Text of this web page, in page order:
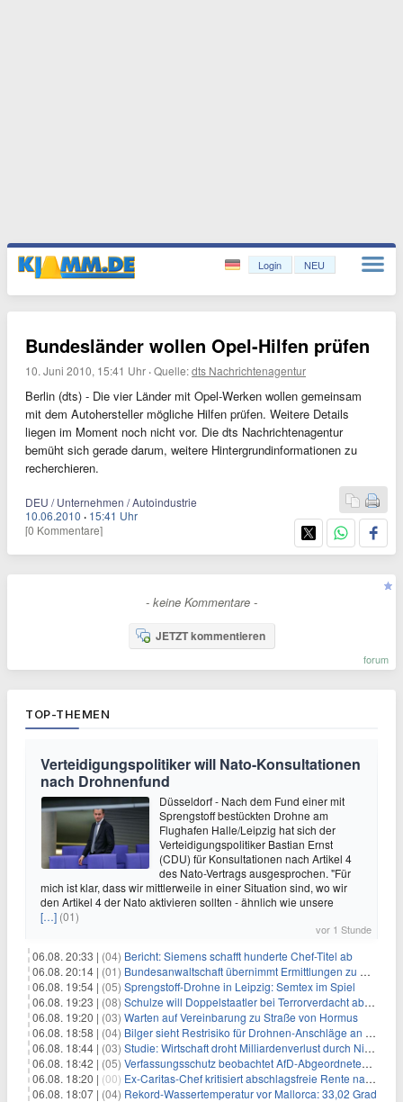
Login NEU
Bundesländer wollen Opel-Hilfen prüfen
10. Juni 2010, 15:41 Uhr ·Quelle:dts Nachrichtenagentur
Berlin (dts) - Die vier Länder mit Opel-Werken wollen gemeinsam
mit dem Autohersteller mögliche Hilfen prüfen. Weitere Details
liegen im Moment noch nicht vor. Die dts Nachrichtenagentur
bemüht sich gerade darum, weitere Hintergrundinformationen zu
recherchieren.
DEU / Unternehmen / Autoindustrie
10.06.2010 · 15:41 Uhr
[0 Kommentare]
- keine Kommentare -
JETZT kommentieren
forum
TOP-THEMEN
Verteidigungspolitiker will Nato-Konsultationen
nach Drohnenfund
Düsseldorf - Nach dem Fund einer mit
Sprengstoff bestückten Drohne am
Flughafen Halle/Leipzig hat sich der
Verteidigungspolitiker Bastian Ernst
(CDU) für Konsultationen nach Artikel 4
des Nato-Vertrags ausgesprochen. "Für
mich ist klar, dass wir mittlerweile in einer Situation sind, wo wir
den Artikel 4 der Nato aktivieren sollten - ähnlich wie unsere
[…] (01)
vor 1 Stunde
06.08. 20:33 | (04) Bericht: Siemens schafft hunderte Chef-Titel ab
06.08. 20:14 | (01) Bundesanwaltschaft übernimmt Ermittlungen zu Drohnenvorfall
06.08. 19:54 | (05) Sprengstoff-Drohne in Leipzig: Semtex im Spiel
06.08. 19:23 | (08) Schulze will Doppelstaatler bei Terrorverdacht abschieben
06.08. 19:20 | (03) Warten auf Vereinbarung zu Straße von Hormus
06.08. 18:58 | (04) Bilger sieht Restrisiko für Drohnen-Anschläge an Flughäfen
06.08. 18:44 | (03) Studie: Wirtschaft droht Milliardenverlust durch Niedrigwasser
06.08. 18:42 | (05) Verfassungsschutz beobachtet AfD-Abgeordneten Nolte
06.08. 18:20 | (00) Ex-Caritas-Chef kritisiert abschlagsfreie Rente nach 45 Jahren
06.08. 18:07 | (04) Rekord-Wassertemperatur vor Mallorca: 33,02 Grad